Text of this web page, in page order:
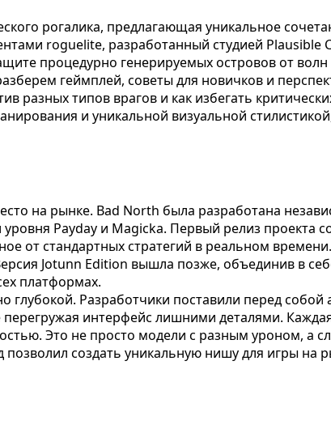
рогалика, предлагающая уникальное
roguelite, разработанный студией
процедурно генерируемых островов от волн
геймплей, советы для новичков и
разных типов врагов и как избегать
и уникальной визуальной
на рынке. Bad North была разработана
Payday и Magicka. Первый релиз проекта
от стандартных стратегий в реальном
Jotunn Edition вышла позже, объединив в
платформах.
Разработчики поставили перед
интерфейс лишними деталями.
Это не просто модели с разным уроном, а
создать уникальную нишу для игры на